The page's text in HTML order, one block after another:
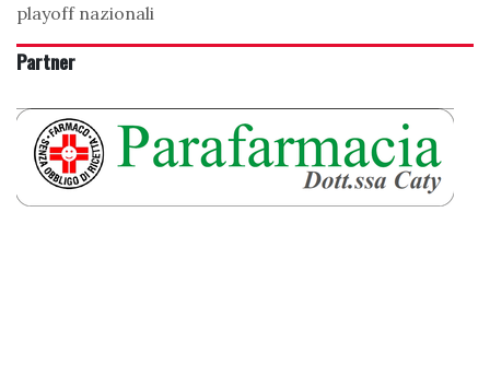
playoff nazionali
Partner